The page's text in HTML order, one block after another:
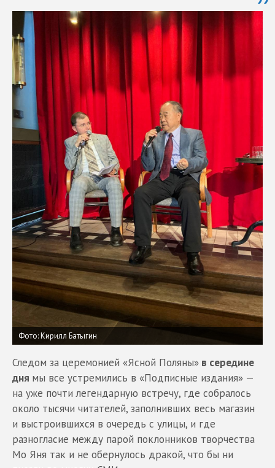
Фото: Кирилл Батыгин
Следом за церемонией «Ясной Поляны» в середине
дня мы все устремились в «Подписные издания» —
на уже почти легендарную встречу, где собралось
около тысячи читателей, заполнивших весь магазин
и выстроившихся в очередь с улицы, и где
разногласие между парой поклонников творчества
Мо Яня так и не обернулось дракой, что бы ни